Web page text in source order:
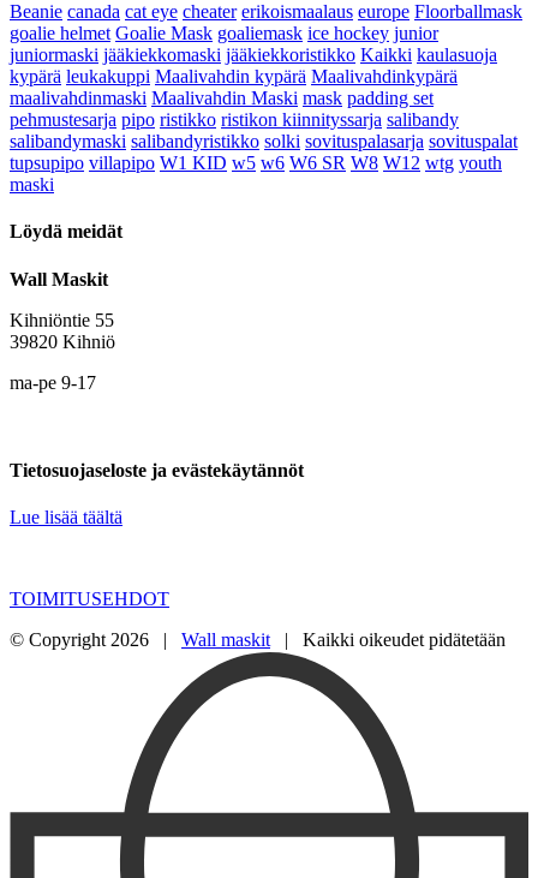
Beanie canada cat eye cheater erikoismaalaus europe Floorballmask
goalie helmet Goalie Mask goaliemask ice hockey junior
juniormaski jääkiekkomaski jääkiekkoristikko Kaikki kaulasuoja
kypärä leukakuppi Maalivahdin kypärä Maalivahdinkypärä
maalivahdinmaski Maalivahdin Maski mask padding set
pehmustesarja pipo ristikko ristikon kiinnityssarja salibandy
salibandymaski salibandyristikko solki sovituspalasarja sovituspalat
tupsupipo villapipo W1 KID w5 w6 W6 SR W8 W12 wtg youth
maski
Löydä meidät
Wall Maskit
Kihniöntie 55
39820 Kihniö
ma-pe 9-17
Tietosuojaseloste ja evästekäytännöt
Lue lisää täältä
TOIMITUSEHDOT
© Copyright 2026 | Wall maskit | Kaikki oikeudet pidätetään